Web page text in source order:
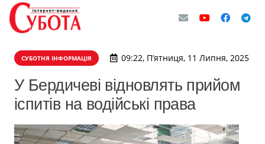
СУБОТНЯ ІНФОРМАЦІЯ 09:22, П’ятниця, 11 Липня, 2025
У Бердичеві відновлять прийом
іспитів на водійські права